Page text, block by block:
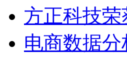
方正科技荣
电商数据分